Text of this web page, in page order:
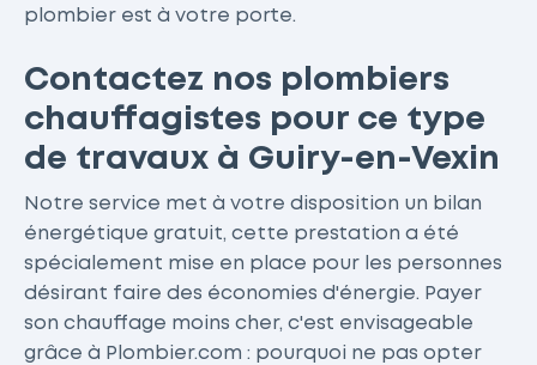
plombier est à votre porte.
Contactez nos plombiers
chauffagistes pour ce type
de travaux à Guiry-en-Vexin
Notre service met à votre disposition un bilan
énergétique gratuit, cette prestation a été
spécialement mise en place pour les personnes
désirant faire des économies d'énergie. Payer
son chauffage moins cher, c'est envisageable
grâce à Plombier.com : pourquoi ne pas opter